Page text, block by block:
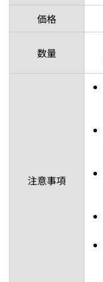
価格
数量
注意事項